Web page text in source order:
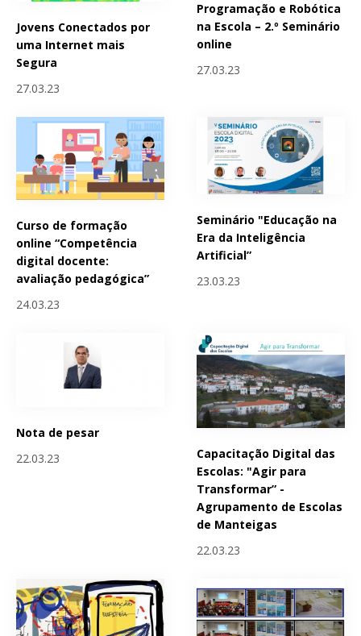
Jovens Conectados por
uma Internet mais
Segura
27.03.23
Programação e Robótica
na Escola – 2.º Seminário
online
27.03.23
Curso de formação
online “Competência
digital docente:
avaliação pedagógica”
24.03.23
Seminário "Educação na
Era da Inteligência
Artificial”
23.03.23
Nota de pesar
22.03.23
Capacitação Digital das
Escolas: "Agir para
Transformar” -
Agrupamento de Escolas
de Manteigas
22.03.23